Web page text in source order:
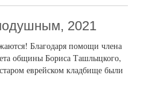
2021
Благодаря помощи члена
общины Бориса Ташлыцкого,
еврейском кладбище были